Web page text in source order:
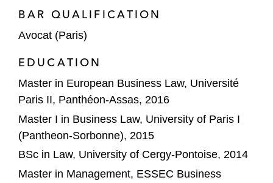
BAR QUALIFICATION
Avocat (Paris)
EDUCATION
Master in European Business Law, Université
Paris II, Panthéon-Assas, 2016
Master I in Business Law, University of Paris I
(Pantheon-Sorbonne), 2015
BSc in Law, University of Cergy-Pontoise, 2014
Master in Management, ESSEC Business